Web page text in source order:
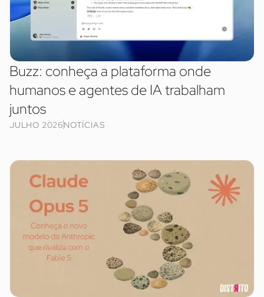
Buzz: conheça a plataforma onde
humanos e agentes de IA trabalham
juntos
JULHO 2026NOTÍCIAS